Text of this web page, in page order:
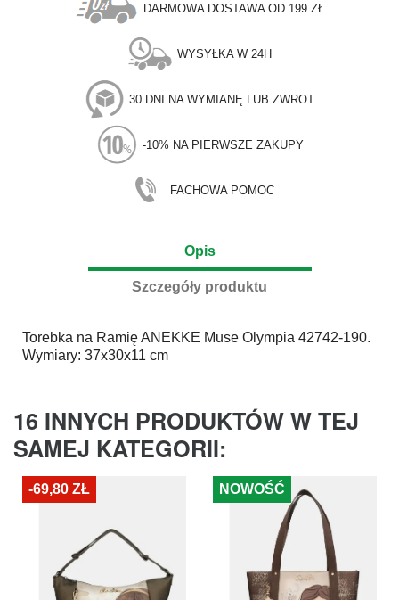
DARMOWA DOSTAWA OD 199 ZŁ
WYSYŁKA W 24H
30 DNI NA WYMIANĘ LUB ZWROT
-10% NA PIERWSZE ZAKUPY
FACHOWA POMOC
Opis
Szczegóły produktu
Torebka na RamięANEKKE Muse Olympia 42742-190.
Wymiary: 37x30x11 cm
16 INNYCH PRODUKTÓW W TEJ
SAMEJ KATEGORII:
-69,80 ZŁ NOWOŚĆ